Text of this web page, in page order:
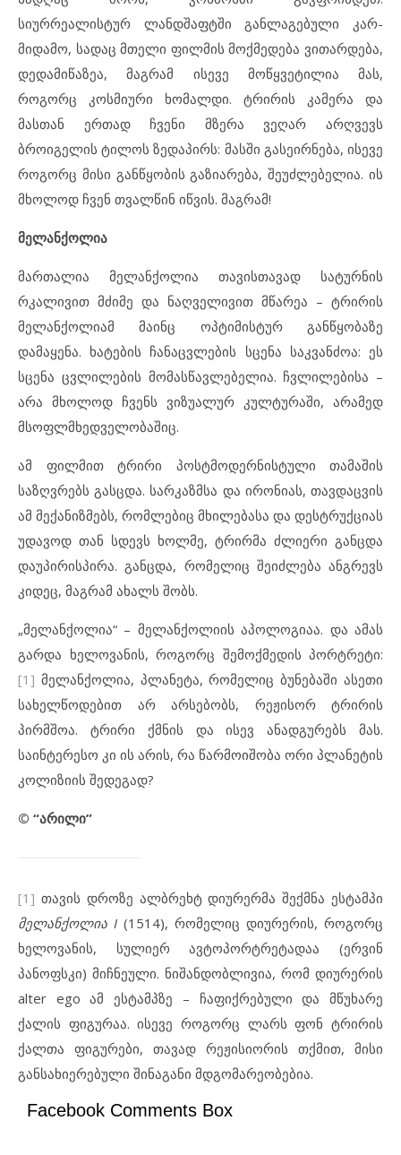
სიურრეალისტურ ლანდშაფტში განლაგებული კარ-
მიდამო, სადაც მთელი ფილმის მოქმედება ვითარდება,
დედამიწაზეა, მაგრამ ისევე მოწყვეტილია მას,
როგორც კოსმიური ხომალდი. ტრირის კამერა და
მასთან ერთად ჩვენი მზერა ვეღარ არღვევს
ბროიგელის ტილოს ზედაპირს: მასში გასეირნება, ისევე
როგორც მისი განწყობის გაზიარება, შეუძლებელია. ის
მხოლოდ ჩვენ თვალწინ იწვის. მაგრამ!
მელანქოლია
მართალია მელანქოლია თავისთავად სატურნის
რკალივით მძიმე და ნაღველივით მწარეა – ტრირის
მელანქოლიამ მაინც ოპტიმისტურ განწყობაზე
დამაყენა. ხატების ჩანაცვლების სცენა საკვანძოა: ეს
სცენა ცვლილების მომასწავლებელია. ჩვლილებისა –
არა მხოლოდ ჩვენს ვიზუალურ კულტურაში, არამედ
მსოფლმხედველობაშიც.
ამ ფილმით ტრირი პოსტმოდერნისტული თამაშის
საზღვრებს გასცდა. სარკაზმსა და ირონიას, თავდაცვის
ამ მექანიზმებს, რომლებიც მხილებასა და დესტრუქციას
უდავოდ თან სდევს ხოლმე, ტრირმა ძლიერი განცდა
დაუპირისპირა. განცდა, რომელიც შეიძლება ანგრევს
კიდეც, მაგრამ ახალს შობს.
„მელანქოლია“ – მელანქოლიის აპოლოგიაა. და ამას
გარდა ხელოვანის, როგორც შემოქმედის პორტრეტი:
[1] მელანქოლია, პლანეტა, რომელიც ბუნებაში ასეთი
სახელწოდებით არ არსებობს, რეჟისორ ტრირის
პირმშოა. ტრირი ქმნის და ისევ ანადგურებს მას.
საინტერესო კი ის არის, რა წარმოიშობა ორი პლანეტის
კოლიზიის შედეგად?
© “არილი”
[1] თავის დროზე ალბრეხტ დიურერმა შექმნა ესტამპი
მელანქოლია I (1514), რომელიც დიურერის, როგორც
ხელოვანის, სულიერ ავტოპორტრეტადაა (ერვინ
პანოფსკი) მიჩნეული. ნიშანდობლივია, რომ დიურერის
alter ego ამ ესტამპზე – ჩაფიქრებული და მწუხარე
ქალის ფიგურაა. ისევე როგორც ლარს ფონ ტრირის
ქალთა ფიგურები, თავად რეჟისიორის თქმით, მისი
განსახიერებული შინაგანი მდგომარეობებია.
Facebook Comments Box